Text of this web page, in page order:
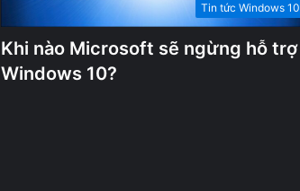
Tin tức Windows 10
Khi nào Microsoft sẽ ngừng hỗ trợ
Windows 10?